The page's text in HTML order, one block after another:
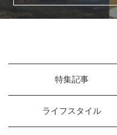
特集記事
ライフスタイル